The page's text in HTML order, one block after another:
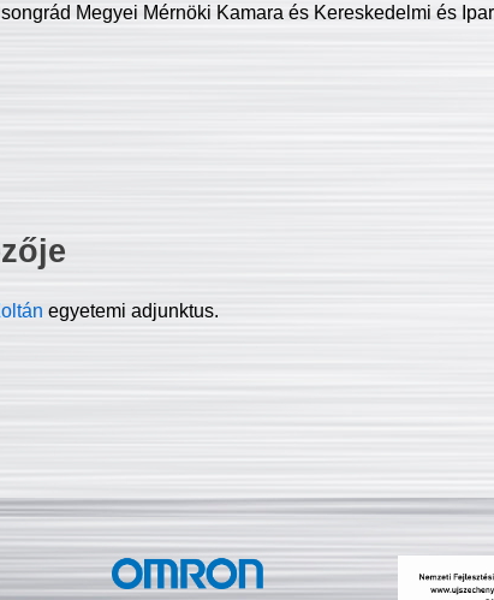
Megyei Mérnöki Kamara és Kereskedelmi és
egyetemi adjunktus.